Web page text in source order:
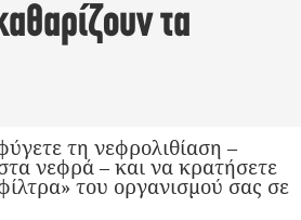
τα
τη νεφρολιθίαση –
νεφρά – και να κρατήσετε
του οργανισμού σας σε